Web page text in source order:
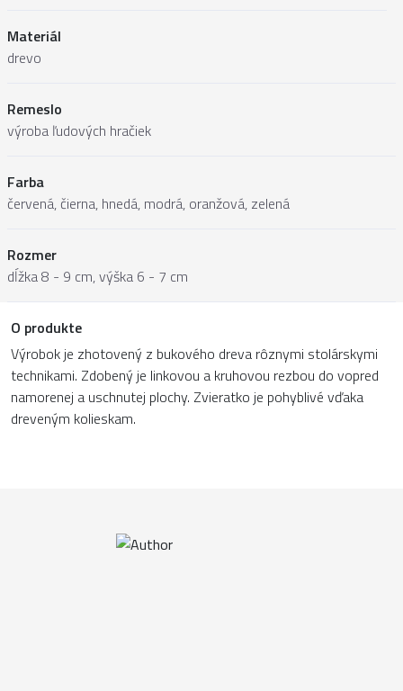
Materiál
drevo
Remeslo
výroba ľudových hračiek
Farba
červená, čierna, hnedá, modrá, oranžová, zelená
Rozmer
dĺžka 8 - 9 cm, výška 6 - 7 cm
O produkte
Výrobok je zhotovený z bukového dreva rôznymi stolárskymi
technikami. Zdobený je linkovou a kruhovou rezbou do vopred
namorenej a uschnutej plochy. Zvieratko je pohyblivé vďaka
dreveným kolieskam.